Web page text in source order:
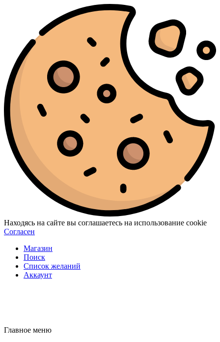
Находясь на сайте вы соглашаетесь на использование cookie
Согласен
Магазин
Поиск
Список желаний
Аккаунт
Главное меню